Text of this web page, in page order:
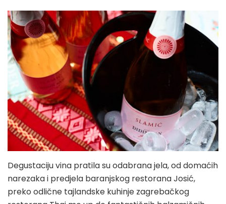
Degustaciju vina pratila su odabrana jela, od domaćih
narezaka i predjela baranjskog restorana Josić,
preko odlične tajlandske kuhinje zagrebačkog